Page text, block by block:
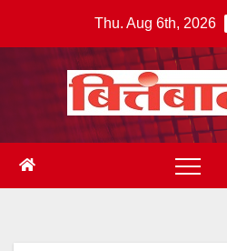
Thu. Aug 6th, 2026